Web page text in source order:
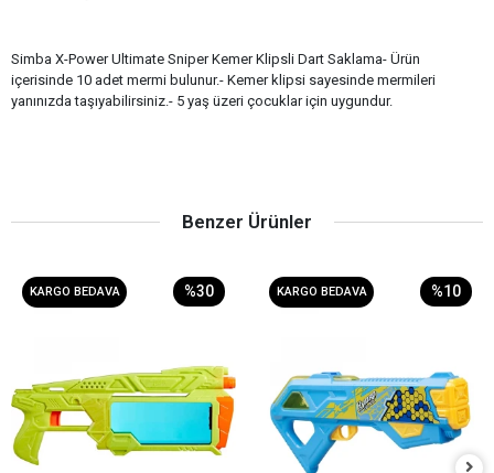
Simba X-Power Ultimate Sniper Kemer Klipsli Dart Saklama- Ürün
içerisinde 10 adet mermi bulunur.- Kemer klipsi sayesinde mermileri
yanınızda taşıyabilirsiniz.- 5 yaş üzeri çocuklar için uygundur.
Benzer Ürünler
KARGO BEDAVA %30 KARGO BEDAVA %10